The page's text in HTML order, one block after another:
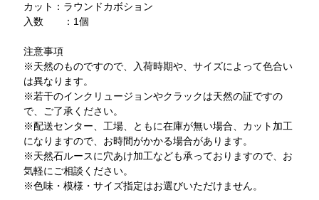
カット：ラウンドカボション
入数 ：1個
注意事項
※天然のものですので、入荷時期や、サイズによって色合い
は異なります。
※若干のインクリュージョンやクラックは天然の証ですの
で、ご了承ください。
※配送センター、工場、ともに在庫が無い場合、カット加工
になりますので、お時間がかかる場合があります。
※天然石ルースに穴あけ加工なども承っておりますので、お
気軽にご相談ください。
※色味・模様・サイズ指定はお選びいただけません。